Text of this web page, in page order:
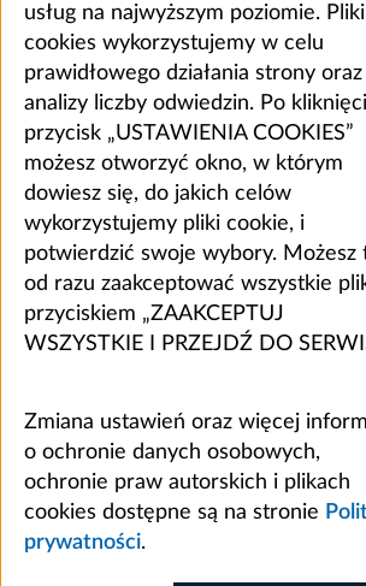
usług na najwyższym poziomie. Pliki
cookies wykorzystujemy w celu
prawidłowego działania strony oraz
analizy liczby odwiedzin. Po
przycisk „USTAWIENIA COOKIES”
możesz otworzyć okno, w którym
dowiesz się, do jakich celów
wykorzystujemy pliki cookie, i
potwierdzić swoje wybory. Możesz
od razu zaakceptować wszystkie
przyciskiem „ZAAKCEPTUJ
WSZYSTKIE I PRZEJDŹ DO
Zmiana ustawień oraz więcej
o ochronie danych osobowych,
ochronie praw autorskich i plikach
cookies dostępne są na stronie
prywatności.